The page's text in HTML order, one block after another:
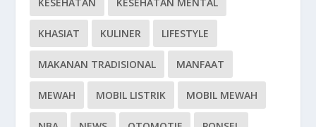
KHASIAT KULINER LIFESTYLE
MAKANAN TRADISIONAL MANFAAT
MEWAH MOBIL LISTRIK MOBIL MEWAH